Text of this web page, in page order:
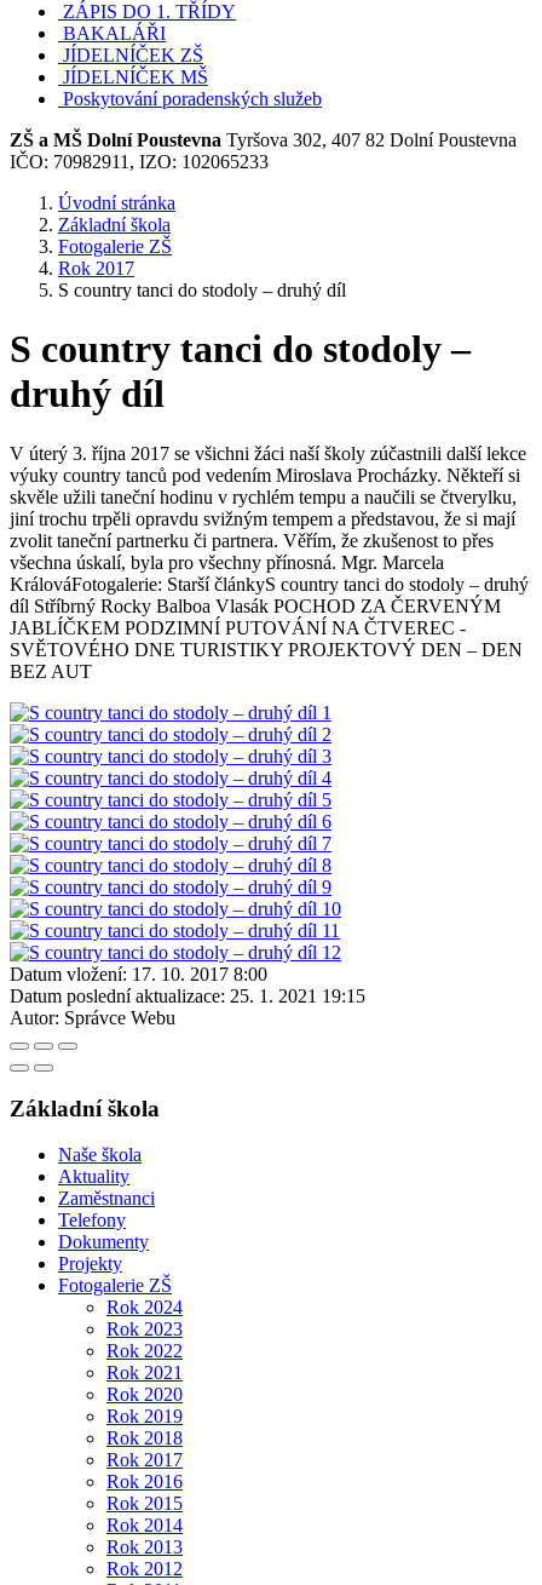
ZÁPIS DO 1. TŘÍDY
BAKALÁŘI
JÍDELNÍČEK ZŠ
JÍDELNÍČEK MŠ
Poskytování poradenských služeb
ZŠ a MŠ Dolní Poustevna Tyršova 302, 407 82 Dolní Poustevna
IČO: 70982911, IZO: 102065233
Úvodní stránka
Základní škola
Fotogalerie ZŠ
Rok 2017
S country tanci do stodoly – druhý díl
S country tanci do stodoly –
druhý díl
V úterý 3. října 2017 se všichni žáci naší školy zúčastnili další lekce
výuky country tanců pod vedením Miroslava Procházky. Někteří si
skvěle užili taneční hodinu v rychlém tempu a naučili se čtverylku,
jiní trochu trpěli opravdu svižným tempem a představou, že si mají
zvolit taneční partnerku či partnera. Věřím, že zkušenost to přes
všechna úskalí, byla pro všechny přínosná. Mgr. Marcela
KrálováFotogalerie: Starší článkyS country tanci do stodoly – druhý
díl Stříbrný Rocky Balboa Vlasák POCHOD ZA ČERVENÝM
JABLÍČKEM PODZIMNÍ PUTOVÁNÍ NA ČTVEREC -
SVĚTOVÉHO DNE TURISTIKY PROJEKTOVÝ DEN – DEN
BEZ AUT
Datum vložení: 17. 10. 2017 8:00
Datum poslední aktualizace: 25. 1. 2021 19:15
Autor: Správce Webu
Základní škola
Naše škola
Aktuality
Zaměstnanci
Telefony
Dokumenty
Projekty
Fotogalerie ZŠ
Rok 2024
Rok 2023
Rok 2022
Rok 2021
Rok 2020
Rok 2019
Rok 2018
Rok 2017
Rok 2016
Rok 2015
Rok 2014
Rok 2013
Rok 2012